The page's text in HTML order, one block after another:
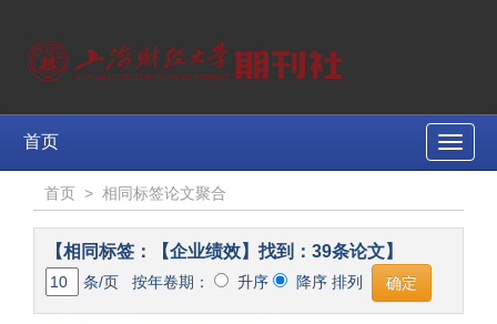
Toggle
首页
首页 > 相同标签论文聚合
【相同标签：【企业绩效】找到：39条论文】
条/页 按年卷期： 升序 降序 排列